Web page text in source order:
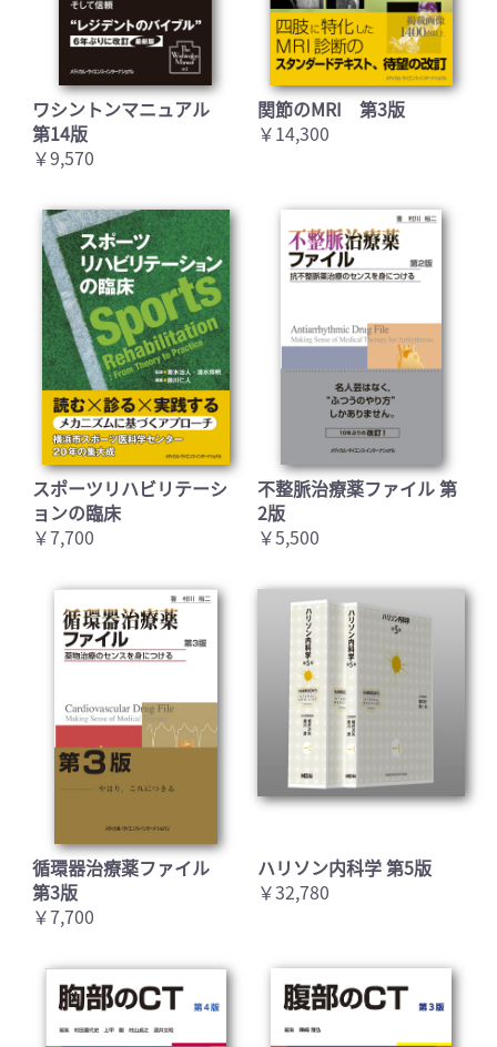
ワシントンマニュアル
第14版
￥9,570
関節のMRI 第3版
￥14,300
スポーツリハビリテーシ
ョンの臨床
￥7,700
不整脈治療薬ファイル 第
2版
￥5,500
循環器治療薬ファイル
第3版
￥7,700
ハリソン内科学 第5版
￥32,780